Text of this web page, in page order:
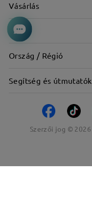
Vásárlás
Cég
Ország / Régió
Segítség és útmutatók
Szerzői jog © 2026